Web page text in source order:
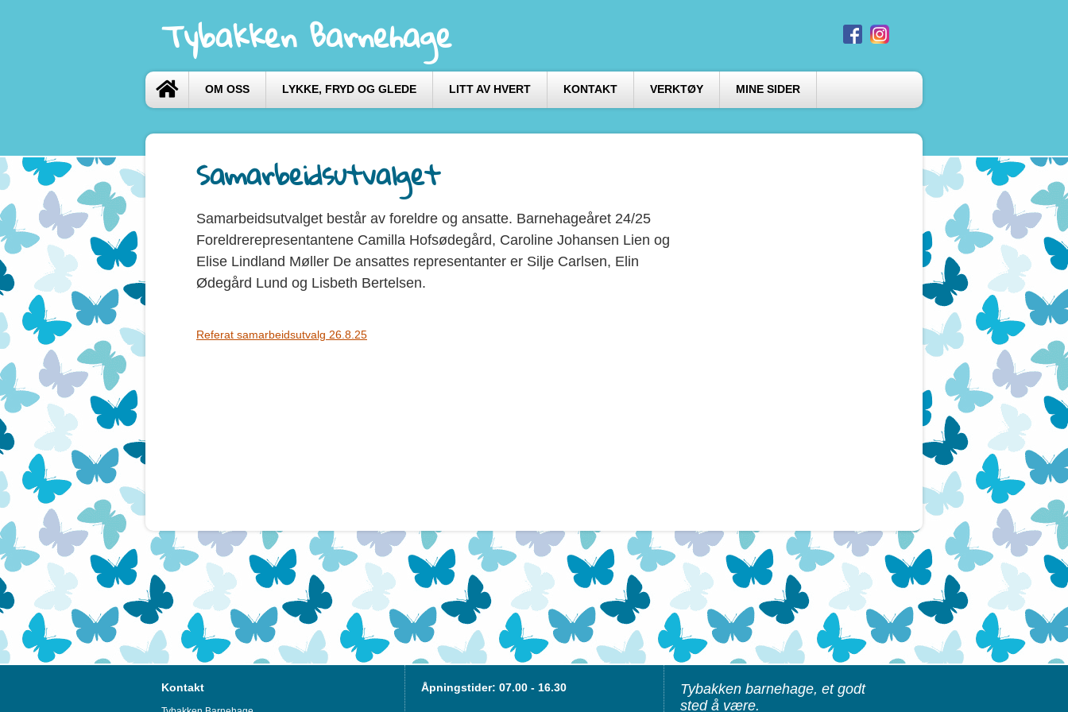
Tybakken Barnehage
OM OSS LYKKE, FRYD OG GLEDE LITT AV HVERT KONTAKT VERKTØY MINE SIDER
Samarbeidsutvalget
Samarbeidsutvalget består av foreldre og ansatte. Barnehageåret 24/25
Foreldrerepresentantene Camilla Hofsødegård, Caroline Johansen Lien og
Elise Lindland Møller De ansattes representanter er Silje Carlsen, Elin
Ødegård Lund og Lisbeth Bertelsen.
Referat samarbeidsutvalg 26.8.25
Kontakt Åpningstider: 07.00 - 16.30
Tybakken barnehage, et godt
sted å være.